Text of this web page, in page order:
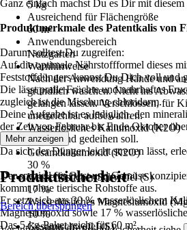
5 kg
Ausreichend für Flächengröße
60 m²
Anwendungsbereich
Nutzgarten
Warnhinweise
Nach der Anwendung Hände und
gründlich waschen. Nicht ins
gelangen lassen. Verschlossen, für
unerreichbar aufbewahren.
Wasserlösliches Kaliumoxid (K2O)
30 %
Gesamtkaliumoxid (K2O)
30 %
Wasserlöslicher Schwefel (S)
17 %
Wasserlösliches Magnesiumoxid
10 %
Gesamtschwefel (S)
Ganz einfach machst Du es Dir mit diesem
Produktmerkmale des Patentkalis von
Darum solltest Du zugreifen:
Auf die optimale Nährstoffformel dieses
Feststoffdüngers kannst Du Dich voll und
Die lässt pralle Früchte und nahrhaftes
zugleich ist die Mischung chloridarm.
Deine Aufgabe ist es lediglich, den
der Zeit von Februar bis Ende Oktober
was wachsen und gedeihen soll.
Da sich der Dünger leicht streuen lässt,
Der speziell für Obst und Gemüse
kommt ohne tierische Rohstoffe aus.
Er setzt sich aus 30 % wasserlöslichem
Magnesiumoxid sowie 17 %
Das 5-kg-Paket reicht für 60 m².
Mehr anzeigen
Produktsicherheit
Bereich überspringen